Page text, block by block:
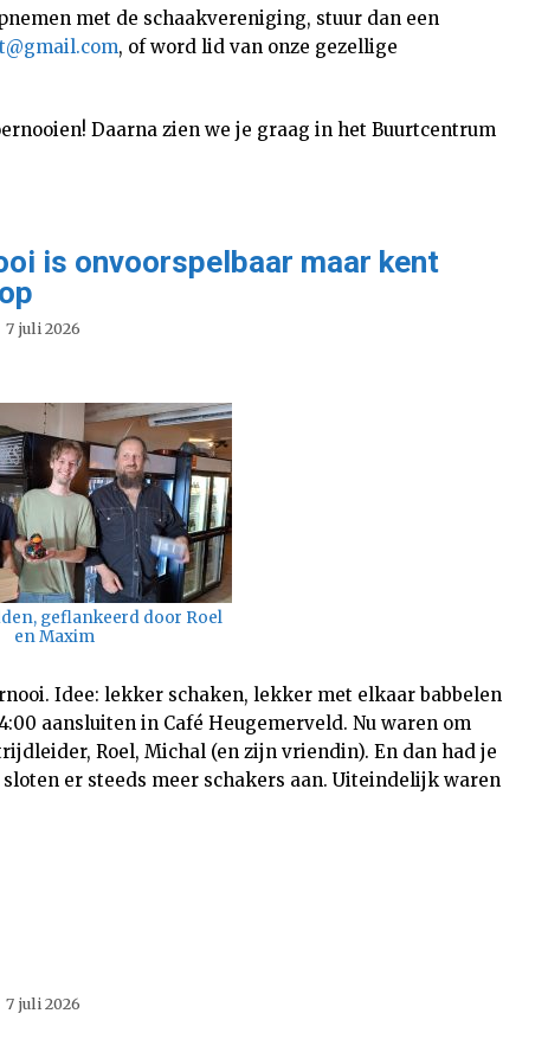
met de schaakvereniging, stuur dan een
, of word lid van onze gezellige
Daarna zien we je graag in het Buurtcentrum
is onvoorspelbaar maar kent
7 juli 2026
geflankeerd door Roel
en Maxim
Idee: lekker schaken, lekker met elkaar babbelen
aansluiten in Café Heugemerveld. Nu waren om
Roel, Michal (en zijn vriendin). En dan had je
er steeds meer schakers aan. Uiteindelijk waren
7 juli 2026